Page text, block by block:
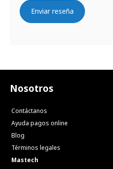
Enviar reseña
Nosotros
Contáctanos
Ayuda pagos online
Blog
Términos legales
Mastech